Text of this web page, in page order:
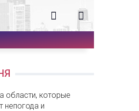
области, которые
непогода и